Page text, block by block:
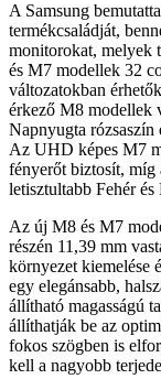
A Samsung
termékcsaládját,
monitorokat, melyek
és M7 modellek 32
változatokban
érkező M8 modellek
Napnyugta rózsaszín
Az UHD képes M7
fényerőt biztosít,
letisztultabb Fehér
Az új M8 és M7
részén 11,39 mm
környezet kiemelése
egy elegánsabb,
állítható magasságú
állíthatják be az
fokos szögben is
kell a nagyobb